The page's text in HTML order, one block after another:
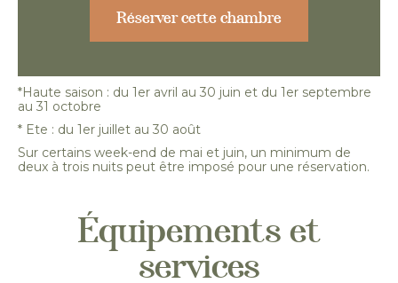
Réserver cette chambre
*Haute saison : du 1er avril au 30 juin et du 1er septembre
au 31 octobre
* Ete : du 1er juillet au 30 août
Sur certains week-end de mai et juin, un minimum de
deux à trois nuits peut être imposé pour une réservation.
Équipements et